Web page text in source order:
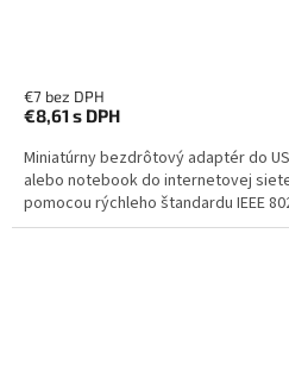
€7 bez DPH
€8,61 s DPH
Miniatúrny bezdrôtový adaptér do
alebo notebook do internetovej
pomocou rýchleho štandardu IEEE